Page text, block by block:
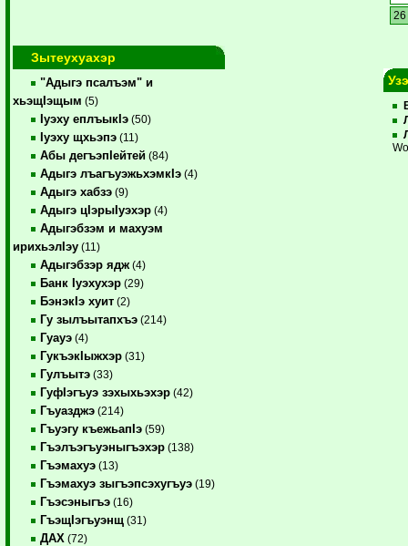
Зытеухуахэр
"Адыгэ псалъэм" и
хьэщIэщым (5)
Iуэху еплъыкIэ (50)
Iуэху щхьэпэ (11)
Абы дегъэпIейтей (84)
Адыгэ лъагъуэжьхэмкIэ (4)
Адыгэ хабзэ (9)
Адыгэ цIэрыIуэхэр (4)
Адыгэбзэм и махуэм
ирихьэлIэу (11)
Адыгэбзэр ядж (4)
Банк Iуэхухэр (29)
БэнэкIэ хуит (2)
Гу зылъытапхъэ (214)
Гуауэ (4)
ГукъэкIыжхэр (31)
Гулъытэ (33)
ГуфIэгъуэ зэхыхьэхэр (42)
Гъуазджэ (214)
Гъуэгу къежьапIэ (59)
Гъэлъэгъуэныгъэхэр (138)
Гъэмахуэ (13)
Гъэмахуэ зыгъэпсэхугъуэ (19)
Гъэсэныгъэ (16)
ГъэщIэгъуэнщ (31)
ДАХ (72)
26